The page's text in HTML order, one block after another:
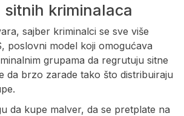
sitnih kriminalaca
sajber kriminalci se sve više
poslovni model koji omogućava
grupama da regrutuju sitne
da brzo zarade tako što distribuiraju
da kupe malver, da se pretplate na